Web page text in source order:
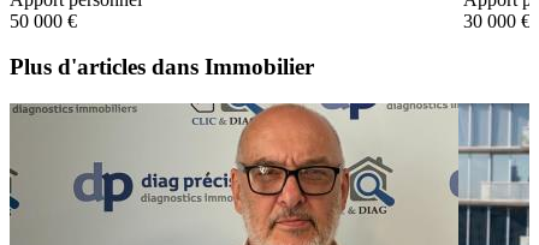
50 000 €
30 000 €
Plus d'articles dans Immobilier